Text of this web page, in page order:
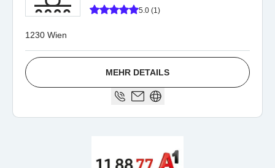
5.0 (1)
1230 Wien
MEHR DETAILS